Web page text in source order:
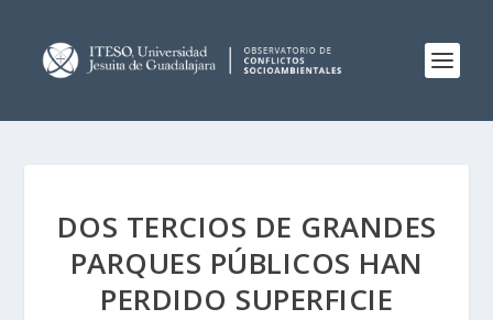
DOS TERCIOS DE GRANDES
PARQUES PÚBLICOS HAN
PERDIDO SUPERFICIE